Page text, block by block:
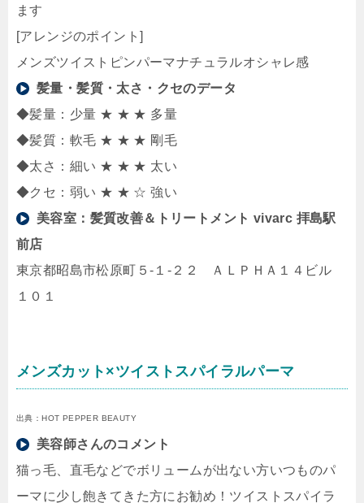
ます
[アレンジのポイント]
メンズツイストピンパーマナチュラルオシャレ感
髪量・髪質・太さ・クセのデータ
◆髪量：少量 ★ ★ ★ 多量
◆髪質：軟毛 ★ ★ ★ 剛毛
◆太さ：細い ★ ★ ★ 太い
◆クセ：弱い ★ ★ ☆ 強い
美容室： 髪質改善＆トリートメント vivarc 拝島駅
前店
東京都昭島市松原町５-１-２２ ＡＬＰＨＡ１４ビル
１０１
メンズカット×ツイストスパイラルパーマ
出典：HOT PEPPER BEAUTY
美容師さんのコメント
猫っ毛、直毛などでボリュームが出ない方いつものパ
ーマに少し飽きてきた方にお勧め！ツイストスパイラ